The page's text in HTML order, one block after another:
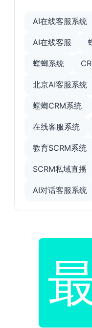
AI在线客服系统
AI在线客服
螳螂系统
北京AI客服系统
螳螂CRM系统
在线客服系统
教育SCRM系统
SCRM私域直播
AI对话客服系统